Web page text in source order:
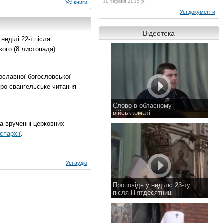
Усі книги
22-ї після
(8 листопада).
богословської
євангельське читання
врученні церковних
.
Усі аудіо
Усі документи
Відеотека
Слово в обласному
військкоматі
Проповідь у неділю 23-ту
після П’ятдесятниці